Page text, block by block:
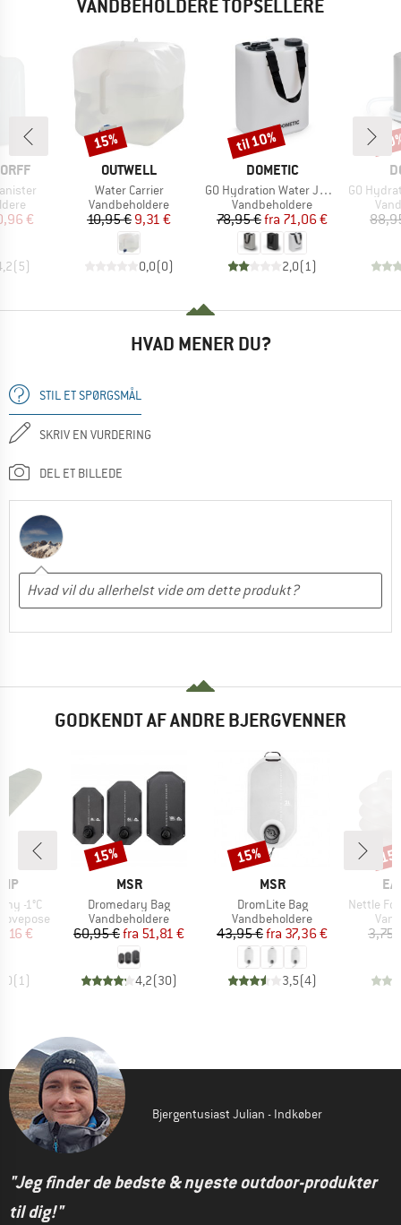
VANDBEHOLDERE TOPSELLERE
pris
€
(5)
MÆRKE
OUTWELL
Artikel
Water Carrier
Produktgruppe
Vandbeholdere
Pris
10,95 €Nedsat pris
9,31 €
0,0(0)
Rabat
15%
MÆRKE
DOMETIC
Artikel
GO Hydration Water Jug 11L
Produktgruppe
Vandbeholdere
Pris
78,95 € Nedsat pris
fra 71,06 €
2,0(1)
Rabat
til 10%
Artikel
GO
HVAD MENER DU?
STIL ET SPØRGSMÅL
SKRIV EN VURDERING
DEL ET BILLEDE
GODKENDT AF ANDRE BJERGVENNER
-1°C
pris
€
(1)
MÆRKE
MSR
Artikel
Dromedary Bag
Produktgruppe
Vandbeholdere
Pris
60,95 € Nedsat pris
fra 51,81 €
4,2(30)
Rabat
15%
MÆRKE
MSR
Artikel
DromLite Bag
Produktgruppe
Vandbeholdere
Pris
43,95 € Nedsat pris
fra 37,36 €
3,5(4)
Rabat
15%
Artikel
Nettle
3,75
Bjergentusiast Julian - Indkøber
"Jeg finder de bedste & nyeste outdoor-produkter
til dig!"